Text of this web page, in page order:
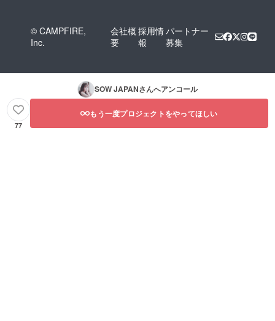
© CAMPFIRE,
Inc.
会社概
要
採用情
報
パートナー
募集
SOW JAPANさんへアンコール
77
もう一度プロジェクトをやってほしい